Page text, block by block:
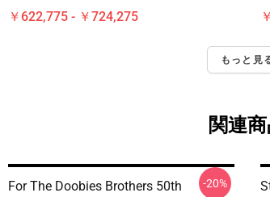
￥622,775 - ￥724,275
もっと見
関連
For The Doobies Brothers 50th
-20%